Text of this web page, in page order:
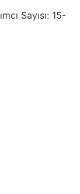
Sayısı: 15-